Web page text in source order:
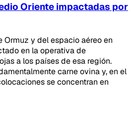
Oriente impactadas por
Ormuz y del espacio aéreo en
en la operativa de
a los países de esa región.
carne ovina y, en el
se concentran en